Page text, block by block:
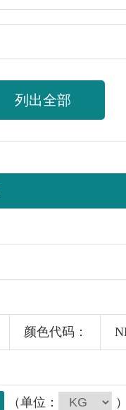
列出全部
颜色代码：
（单位： ）